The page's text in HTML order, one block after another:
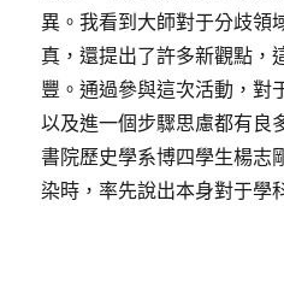
異。我看到大師對于分歧領
真，還提出了許多新觀點，
豐。通過參與這次活動，對
以及進一個步驟思慮都有良
書院歷史學系博四學生楊志
染時，率先說出本身對于學